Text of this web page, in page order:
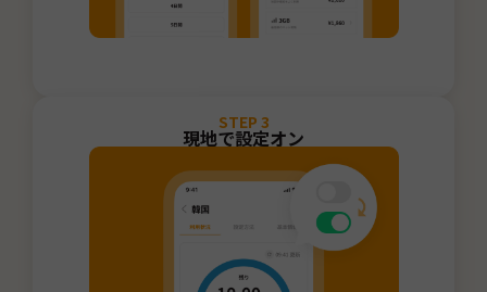
STEP 3
現地で設定オン